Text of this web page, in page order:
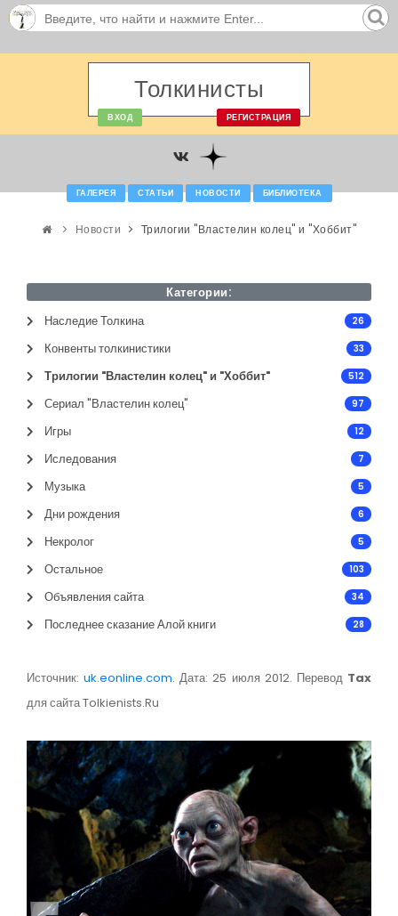
Толкинисты
ВХОД РЕГИСТРАЦИЯ
ГАЛЕРЕЯ СТАТЬИ НОВОСТИ БИБЛИОТЕКА
Новости Трилогии "Властелин колец" и "Хоббит"
Категории:
Наследие Толкина
26
Конвенты толкинистики 33
Трилогии "Властелин колец" и "Хоббит" 512
Сериал "Властелин колец" 97
Игры 12
Иследования 7
Музыка 5
Дни рождения 6
Некролог 5
Остальное 103
Объявления сайта 34
Последнее сказание Алой книги 28
Источник:uk.eonline.com. Дата: 25 июля 2012. Перевод Tax
для сайта Tolkienists.Ru